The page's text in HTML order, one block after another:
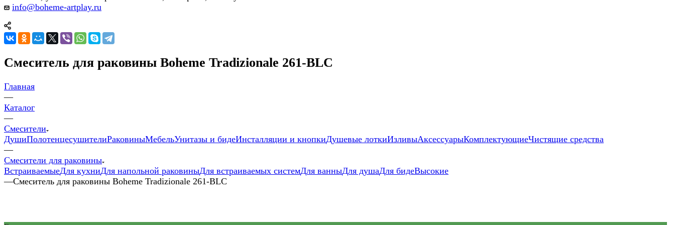
info@boheme-artplay.ru
Смеситель для раковины Boheme Tradizionale 261-BLС
Главная
—
Каталог
—
Смесители
ДушиПолотенцесушителиРаковиныМебельУнитазы и бидеИнсталляции и кнопкиДушевые лоткиИзливыАксессуарыКомплектующиеЧистящие средства
—
Смесители для раковины
ВстраиваемыеДля кухниДля напольной раковиныДля встраиваемых системДля ванныДля душаДля бидеВысокие
—Смеситель для раковины Boheme Tradizionale 261-BLС